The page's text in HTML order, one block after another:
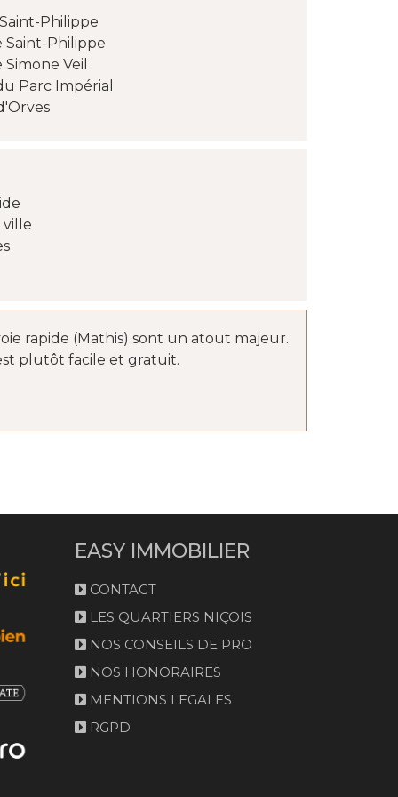
Philippe
Saint-Philippe
Veil
Parc Impérial
rapide (Mathis) sont un atout majeur.
plutôt facile et gratuit.
EASY IMMOBILIER
CONTACT
LES QUARTIERS NIÇOIS
NOS CONSEILS DE PRO
NOS HONORAIRES
MENTIONS LEGALES
RGPD